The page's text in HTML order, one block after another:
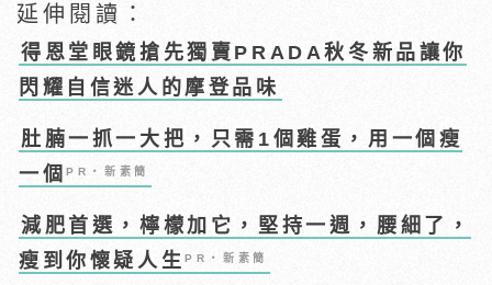
延伸閱讀：
得恩堂眼鏡搶先獨賣PRADA秋冬新品讓你
閃耀自信迷人的摩登品味
肚腩一抓一大把，只需1個雞蛋，用一個瘦
一個PR・新素簡
減肥首選，檸檬加它，堅持一週，腰細了，
瘦到你懷疑人生PR・新素簡